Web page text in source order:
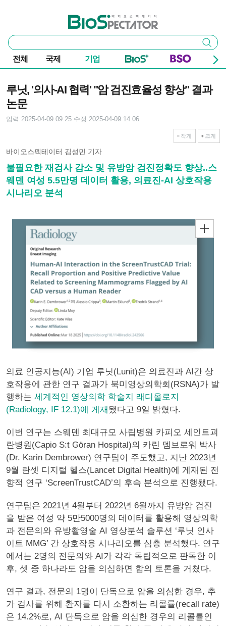
바이오스펙테이터
통
합
검
색
검색
전체 국제 기업
루닛, '의사-AI 협력' "암 검진효율성 향상" 결과
논문
입력 2025-04-09 09:25 수정 2025-04-09 14:06
작게 크게
바이오스펙테이터 김성민 기자
불필요한 재검사 감소 및 유방암 검진정확도 향상..스
웨덴 여성 5.5만명 데이터 활용, 의료진-AI 상호작용
시나리오 분석
의료 인공지능(AI) 기업 루닛(Lunit)은 의료진과 AI간 상
호작용에 관한 연구 결과가 북미영상의학회(RSNA)가 발
행하는 세계적인 영상의학 학술지 래디올로지
(Radiology, IF 12.1)에 게재됐다고 9일 밝혔다.
이번 연구는 스웨덴 최대규모 사립병원 카피오 세인트괴
란병원(Capio S:t Göran Hospital)의 카린 뎀브로워 박사
(Dr. Karin Dembrower) 연구팀이 주도했고, 지난 2023년
9월 란셋 디지털 헬스(Lancet Digital Health)에 게재된 전
향적 연구 ‘ScreenTrustCAD’의 후속 분석으로 진행됐다.
연구팀은 2021년 4월부터 2022년 6월까지 유방암 검진
을 받은 여성 약 5만5000명의 데이터를 활용해 영상의학
과 전문의와 유방촬영술 AI 영상분석 솔루션 ‘루닛 인사
이트 MMG’ 간 상호작용 시나리오를 심층 분석했다. 연구
에서는 2명의 전문의와 AI가 각각 독립적으로 판독한 이
후, 셋 중 하나라도 암을 의심하면 합의 토론을 거쳤다.
연구 결과, 전문의 1명이 단독으로 암을 의심한 경우, 추
가 검사를 위해 환자를 다시 소환하는 리콜률(recall rate)
은 14.2%로, AI 단독으로 암을 의심한 경우의 리콜률인